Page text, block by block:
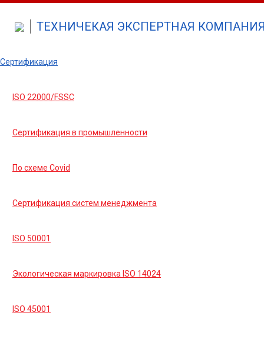
ТЕХНИЧЕКАЯ ЭКСПЕРТНАЯ КОМПАНИЯ
Сертификация
ISO 22000/FSSC
Сертификация в промышленности
По схеме Covid
Сертификация систем менеджмента
ISO 50001
Экологическая маркировка ISO 14024
ISO 45001